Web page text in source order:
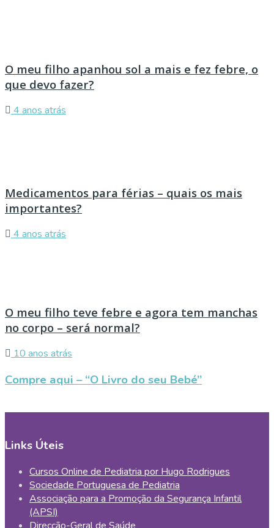
O meu filho apanhou sol a mais e fez febre, o
que devo fazer?
4 anos atrás
Medicamentos para férias – quais os mais
importantes?
4 anos atrás
O meu filho teve febre e agora tem manchas
no corpo – será normal?
10 anos atrás
Compre aqui – “O Livro do seu Bebé”
Links Úteis
Cursos Online de Pediatria por Hugo Rodrigues
Sociedade Portuguesa de Pediatria
Associação para a Promoção da Segurança Infantil
(APSI)